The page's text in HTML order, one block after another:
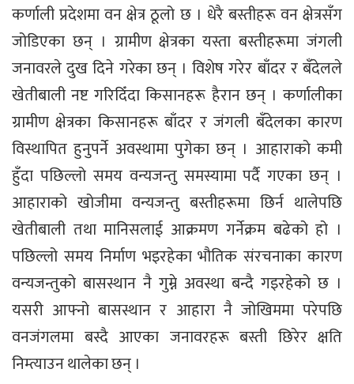
कर्णाली प्रदेशमा वन क्षेत्र ठूलो छ । धेरै बस्तीहरू वन क्षेत्रसँग
जोडिएका छन् । ग्रामीण क्षेत्रका यस्ता बस्तीहरूमा जंगली
जनावरले दुख दिने गरेका छन् । विशेष गरेर बाँदर र बँदेलले
खेतीबाली नष्ट गरिदिँदा किसानहरू हैरान छन् । कर्णालीका
ग्रामीण क्षेत्रका किसानहरू बाँदर र जंगली बँदेलका कारण
विस्थापित हुनुपर्ने अवस्थामा पुगेका छन् । आहाराको कमी
हुँदा पछिल्लो समय वन्यजन्तु समस्यामा पर्दै गएका छन् ।
आहाराको खोजीमा वन्यजन्तु बस्तीहरूमा छिर्न थालेपछि
खेतीबाली तथा मानिसलाई आक्रमण गर्नेक्रम बढेको हो ।
पछिल्लो समय निर्माण भइरहेका भौतिक संरचनाका कारण
वन्यजन्तुको बासस्थान नै गुम्ने अवस्था बन्दै गइरहेको छ ।
यसरी आफ्नो बासस्थान र आहारा नै जोखिममा परेपछि
वनजंगलमा बस्दै आएका जनावरहरू बस्ती छिरेर क्षति
निम्त्याउन थालेका छन् ।